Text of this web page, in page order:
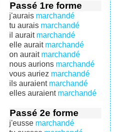
Passé 1re forme
j'aurais marchandé
tu aurais marchandé
il aurait marchandé
elle aurait marchandé
on aurait marchandé
nous aurions marchandé
vous auriez marchandé
ils auraient marchandé
elles auraient marchandé
Passé 2e forme
j'eusse marchandé